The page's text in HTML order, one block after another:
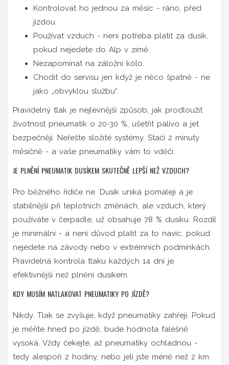
Kontrolovat ho jednou za měsíc - ráno, před
jízdou.
Používat vzduch - není potřeba platit za dusík,
pokud nejedete do Alp v zimě.
Nezapomínat na záložní kolo.
Chodit do servisu jen když je něco špatně - ne
jako „obvyklou službu“.
Pravidelný tlak je nejlevnější způsob, jak prodloužit
životnost pneumatik o 20-30 %, ušetřit palivo a jet
bezpečněji. Neřešte složité systémy. Stačí 2 minuty
měsíčně - a vaše pneumatiky vám to vděčí.
JE PLNĚNÍ PNEUMATIK DUSÍKEM SKUTEČNĚ LEPŠÍ NEŽ VZDUCH?
Pro běžného řidiče ne. Dusík uniká pomaleji a je
stabilnější při teplotních změnách, ale vzduch, který
používáte v čerpadle, už obsahuje 78 % dusíku. Rozdíl
je minimální - a není důvod platit za to navíc, pokud
nejedete na závody nebo v extrémních podmínkách.
Pravidelná kontrola tlaku každých 14 dní je
efektivnější než plnění dusíkem.
KDY MUSÍM NATLAKOVAT PNEUMATIKY PO JÍZDĚ?
Nikdy. Tlak se zvyšuje, když pneumatiky zahřejí. Pokud
je měříte hned po jízdě, bude hodnota falešně
vysoká. Vždy čekejte, až pneumatiky ochladnou -
tedy alespoň 2 hodiny, nebo jeli jste méně než 2 km.